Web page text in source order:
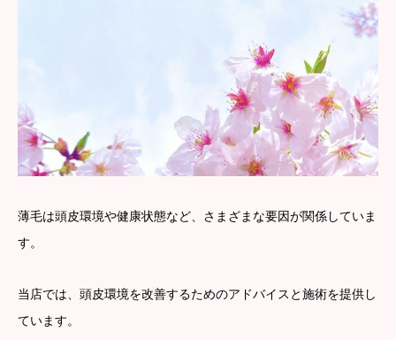
薄毛は頭皮環境や健康状態など、さまざまな要因が関係していま
す。
当店では、頭皮環境を改善するためのアドバイスと施術を提供し
ています。